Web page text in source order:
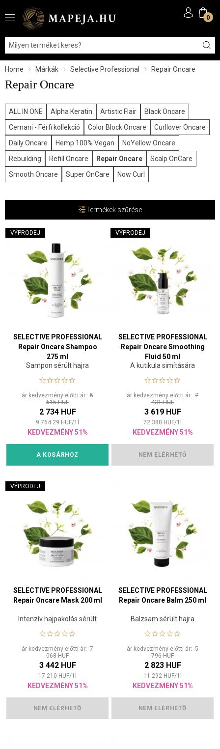
0
Home Márkák Selective Professional Repair Oncare
Repair Oncare
ALL IN ONE Alpha Keratin Artistic Flair
Black Oncare
Cemani - Férfi kollekció
Color Block Oncare
Curllover Oncare
Daily Oncare
Hemp 100% Vegan
NoYellow Oncare
Rebuilding
Refill Oncare Repair Oncare
Scalp OnCare
Smooth Oncare
Super OnCare Now Curl
Termékek szűrése
VÝPRODEJ
SELECTIVE PROFESSIONAL
Repair Oncare Shampoo
275 ml
Sampon sérült hajra
ár kedvezmény előtti ár: 5
615 HUF
2 734 HUF
9 764.29 HUF/1
KEDVEZMÉNY 51%
A KOSÁRHOZ
VÝPRODEJ
SELECTIVE PROFESSIONAL
Repair Oncare Smoothing
Fluid 50 ml
A kutikula simítására
ár kedvezmény előtti ár: 7
431 HUF
3 619 HUF
72 380 HUF/1
KEDVEZMÉNY 51%
NEM ELÉRHETŐ
VÝPRODEJ
SELECTIVE PROFESSIONAL
Repair Oncare Mask 200 ml
Intenzív hajpakolás sérült
hajra
ár kedvezmény előtti ár: 7
068 HUF
3 442 HUF
17 210 HUF/1
KEDVEZMÉNY 51%
NEM ELÉRHETŐ
SELECTIVE PROFESSIONAL
Repair Oncare Balm 250 ml
Balzsam sérült hajra
ár kedvezmény előtti ár: 5
796 HUF
2 823 HUF
11 292 HUF/1
KEDVEZMÉNY 51%
NEM ELÉRHETŐ